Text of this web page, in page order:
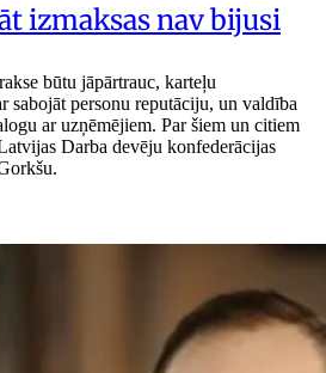
izmaksas nav bijusi
būtu jāpārtrauc, karteļu
sabojāt personu reputāciju, un valdība
ar uzņēmējiem. Par šiem un citiem
Darba devēju konfederācijas